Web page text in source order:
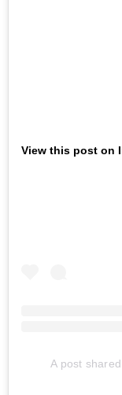
View this post on
A post